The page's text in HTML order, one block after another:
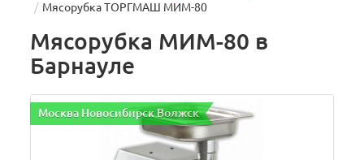
Мясорубка ТОРГМАШ МИМ-80
Мясорубка МИМ-80 в
Барнауле
Москва Новосибирск Волжск